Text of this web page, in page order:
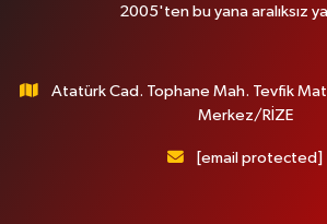
2005'ten bu yana aralıksız
Atatürk Cad. Tophane Mah. Tevfik
Merkez/RİZE
[email protected]